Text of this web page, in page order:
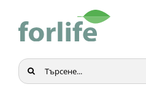
content
Търсене
...